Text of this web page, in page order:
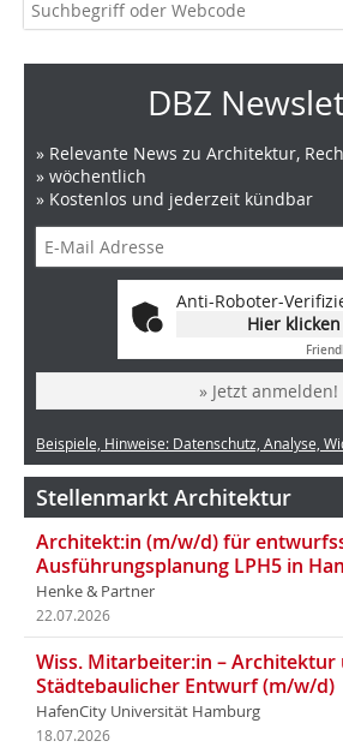
DBZ
» Relevante News zu Architektur,
» wöchentlich
» Kostenlos und jederzeit kündbar
Anti-Roboter-
Hier klicken
» Jetzt anmelden!
Beispiele, Hinweise: Datenschutz, Analyse,
Stellenmarkt Architektur
Architekt:in (m/w/d) für
Ausführungsplanung LPH5 in
Henke & Partner
22.07.2026
Wiss. Mitarbeiter:in – Architektur
Städtebaulicher Entwurf (m/w/d)
HafenCity Universität Hamburg
18.07.2026